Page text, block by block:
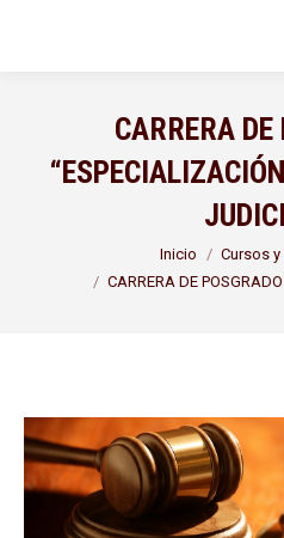
CARRERA DE
Inicio
Cursos
CARRERA DE